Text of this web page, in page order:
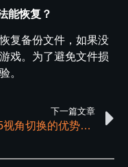
能恢复？
复备份文件，如果没
戏。为了避免文件损
。
下一篇文章
GTA5视角切换的优势与场景应用区别解析